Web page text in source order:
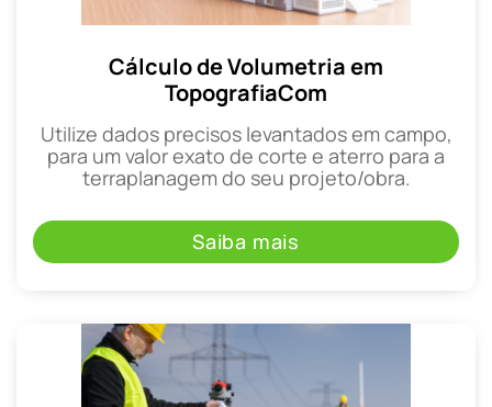
Cálculo de Volumetria em
TopografiaCom
Utilize dados precisos levantados em campo,
para um valor exato de corte e aterro para a
terraplanagem do seu projeto/obra.
Saiba mais